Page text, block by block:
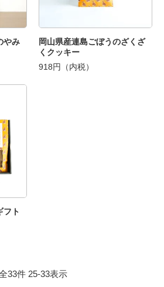
やみ
岡山県産連島ごぼうのざくざ
くクッキー
918円（内税）
フト
33件 25-33表示